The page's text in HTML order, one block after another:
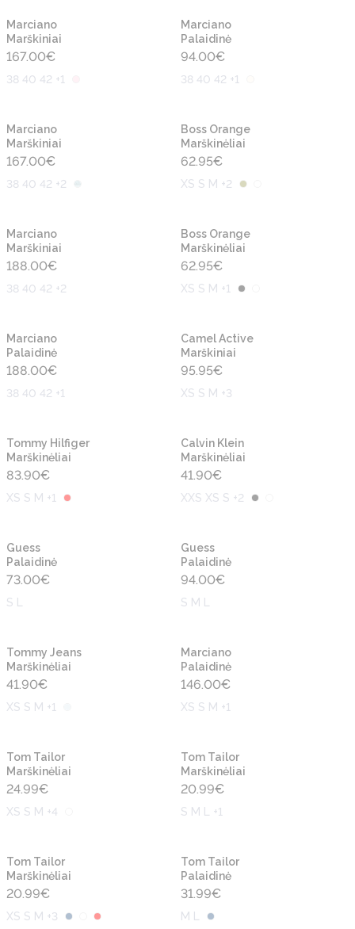
Marciano
Marškiniai
167.00€
38 40 42 +1
Marciano
Palaidinė
94.00€
38 40 42 +1
Marciano
Marškiniai
167.00€
38 40 42 +2
Boss Orange
Marškinėliai
62.95€
XS S M +2
Marciano
Marškiniai
188.00€
38 40 42 +2
Boss Orange
Marškinėliai
62.95€
XS S M +1
Marciano
Palaidinė
188.00€
38 40 42 +1
Camel Active
Marškiniai
95.95€
XS S M +3
Tommy Hilfiger
Marškinėliai
83.90€
XS S M +1
Calvin Klein
Marškinėliai
41.90€
XXS XS S +2
Guess
Palaidinė
73.00€
S L
Guess
Palaidinė
94.00€
S M L
Tommy Jeans
Marškinėliai
41.90€
XS S M +1
Marciano
Palaidinė
146.00€
XS S M +1
Tom Tailor
Marškinėliai
24.99€
XS S M +4
Tom Tailor
Marškinėliai
20.99€
S M L +1
Tom Tailor
Marškinėliai
20.99€
XS S M +3
Tom Tailor
Palaidinė
31.99€
M L